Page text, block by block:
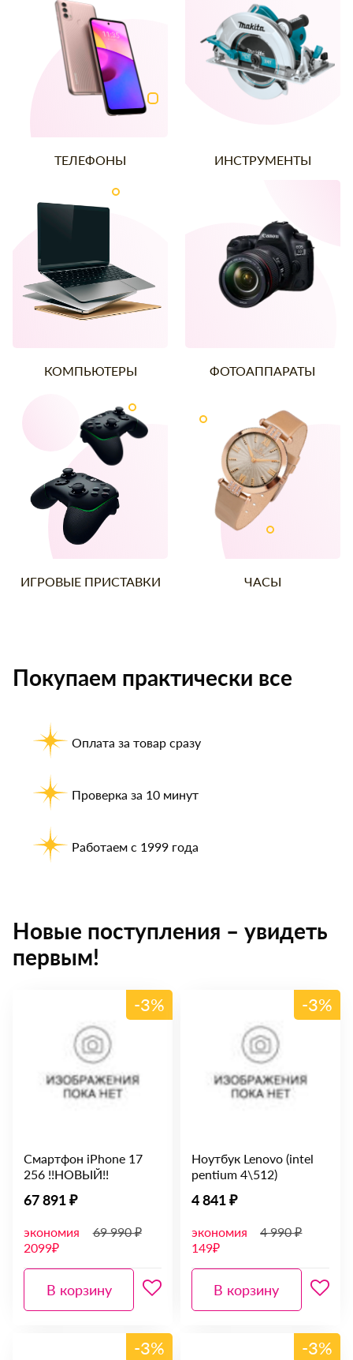
ТЕЛЕФОНЫ ИНСТРУМЕНТЫ
КОМПЬЮТЕРЫ ФОТОАППАРАТЫ
ИГРОВЫЕ ПРИСТАВКИ ЧАСЫ
Покупаем практически все
Оплата за товар сразу
Проверка за 10 минут
Работаем с 1999 года
Новые поступления – увидеть
первым!
-3%
Смартфон iPhone 17
256 !!НОВЫЙ!!
67 891 ₽
экономия
2099₽
69 990 ₽
В корзину
-3%
Ноутбук Lenovo (intel
pentium 4\512)
4 841 ₽
экономия
149₽
4 990 ₽
В корзину
-3% -3%